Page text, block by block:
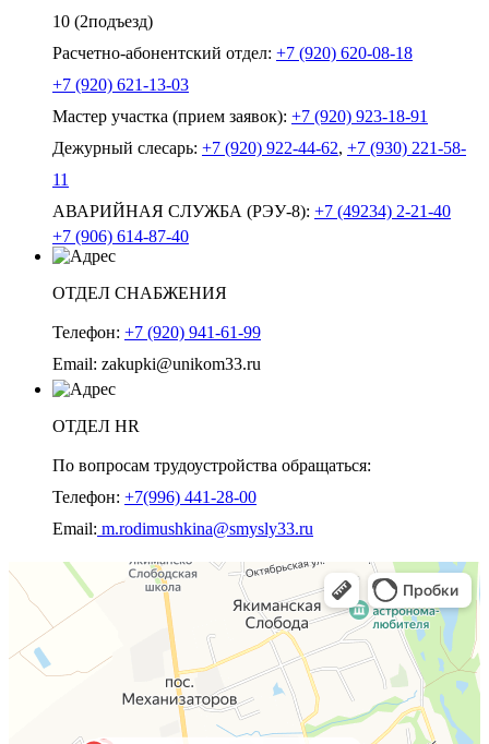
10 (2подъезд)
Расчетно-абонентский отдел: +7 (920) 620-08-18
+7 (920) 621-13-03
Мастер участка (прием заявок): +7 (920) 923-18-91
Дежурный слесарь: +7 (920) 922-44-62, +7 (930) 221-58-
11
АВАРИЙНАЯ СЛУЖБА (РЭУ-8): +7 (49234) 2-21-40
+7 (906) 614-87-40
ОТДЕЛ СНАБЖЕНИЯ
Телефон: +7 (920) 941-61-99
Email: zakupki@unikom33.ru
ОТДЕЛ HR
По вопросам трудоустройства обращаться:
Телефон: +7(996) 441-28-00
Email: m.rodimushkina@smysly33.ru